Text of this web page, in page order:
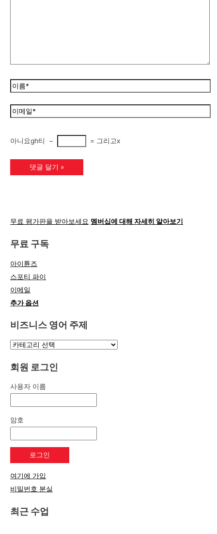
아니요gh티 − = 그리고x
무료 평가판을 받아보세요 멤버십에 대해 자세히 알아보기
무료 구독
아이튠즈
스포티 파이
이메일
추가 옵션
비즈니스 영어 주제
회원 로그인
사용자 이름
암호
여기에 가입
비밀번호 분실
최근 수업